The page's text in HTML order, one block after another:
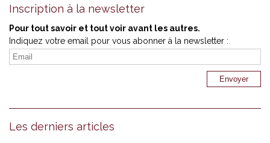
Inscription à la newsletter
Pour tout savoir et tout voir avant les autres.
Indiquez votre email pour vous abonner à la newsletter :
Les derniers articles